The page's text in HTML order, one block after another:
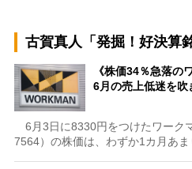
古賀真人「発掘！好決算
《株価34％急落の
6月の売上低迷を
6月3日に8330円をつけたワーク
7564）の株価は、わずか1カ月あ